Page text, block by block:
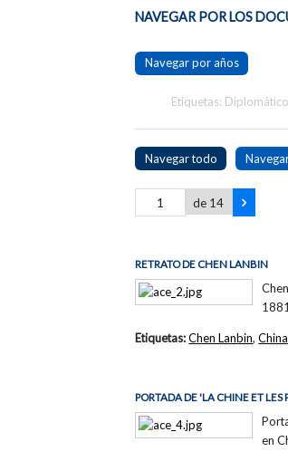
NAVEGAR POR LOS
Navegar por años
Etiquetas:
Navegar todo
de 14
RETRATO DE CHEN LANBIN
Etiquetas:Chen Lanbin,
PORTADA DE 'LA CHINE ET
en